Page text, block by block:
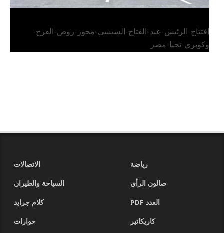
افتتاح-الرئيس-عبد-الفتاح-السيسي-محور-روض-الفرج-
وكوبري-تحيا-مصر
رياضة
الاتصالات
صالون الرأي
السياحة والطيران
العدد PDF
كلام جرايد
كاريكاتير
حوارات